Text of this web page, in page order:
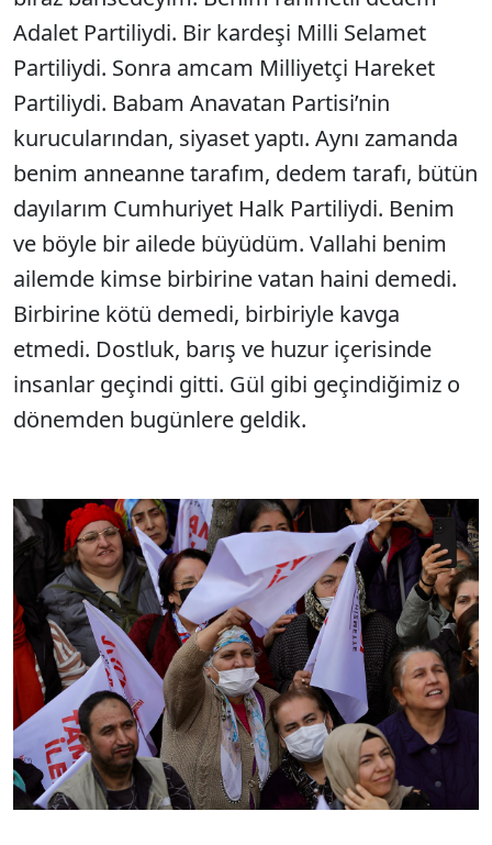
Adalet Partiliydi. Bir kardeşi Milli Selamet
Partiliydi. Sonra amcam Milliyetçi Hareket
Partiliydi. Babam Anavatan Partisi’nin
kurucularından, siyaset yaptı. Aynı zamanda
benim anneanne tarafım, dedem tarafı, bütün
dayılarım Cumhuriyet Halk Partiliydi. Benim
ve böyle bir ailede büyüdüm. Vallahi benim
ailemde kimse birbirine vatan haini demedi.
Birbirine kötü demedi, birbiriyle kavga
etmedi. Dostluk, barış ve huzur içerisinde
insanlar geçindi gitti. Gül gibi geçindiğimiz o
dönemden bugünlere geldik.